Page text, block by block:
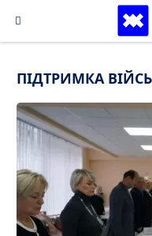
content
ПІДТРИМКА